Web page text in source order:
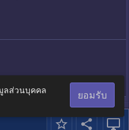
ลส่วนบุคคล
ยอมรับ